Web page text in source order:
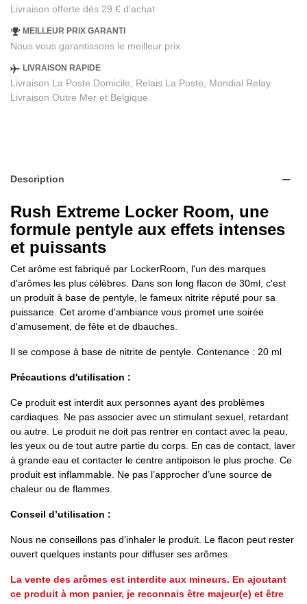
Livraison offerte dès 29 € d'achat
MEILLEUR PRIX GARANTI
Nous vous garantissons le meilleur prix
LIVRAISON RAPIDE
Livraison La Poste Domicile, Relais La Poste, Mondial Relay.
Livraison Outre Mer et Belgique.
Description
Rush Extreme Locker Room, une
formule pentyle aux effets intenses
et puissants
Cet arôme est fabriqué par LockerRoom, l'un des marques
d'arômes les plus célèbres. Dans son long flacon de 30ml, c'est
un produit à base de pentyle, le fameux nitrite réputé pour sa
puissance. Cet arome d'ambiance vous promet une soirée
d'amusement, de fête et de dbauches.
Il se compose à base de nitrite de pentyle. Contenance : 20 ml
Précautions d'utilisation :
Ce produit est interdit aux personnes ayant des problèmes
cardiaques. Ne pas associer avec un stimulant sexuel, retardant
ou autre. Le produit ne doit pas rentrer en contact avec la peau,
les yeux ou de tout autre partie du corps. En cas de contact, laver
à grande eau et contacter le centre antipoison le plus proche. Ce
produit est inflammable. Ne pas l’approcher d’une source de
chaleur ou de flammes.
Conseil d’utilisation :
Nous ne conseillons pas d’inhaler le produit. Le flacon peut rester
ouvert quelques instants pour diffuser ses arômes.
La vente des arômes est interdite aux mineurs. En ajoutant
ce produit à mon panier, je reconnais être majeur(e) et être